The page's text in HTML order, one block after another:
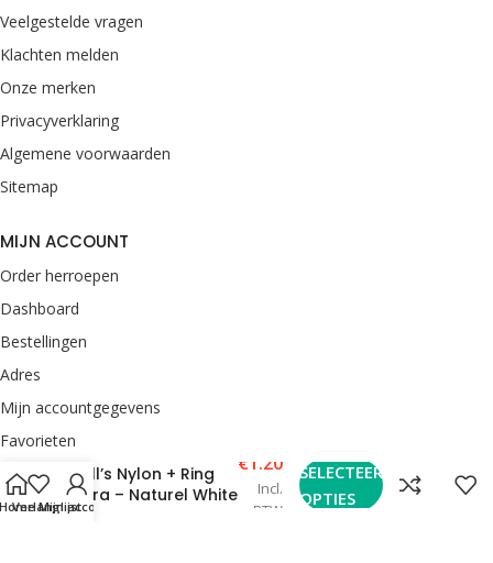
Veelgestelde vragen
Klachten melden
Onze merken
Privacyverklaring
Algemene voorwaarden
Sitemap
MIJN ACCOUNT
Order herroepen
Dashboard
Bestellingen
Adres
Mijn accountgegevens
Favorieten
CONTACT
Bull’s Nylon + Ring
Dura – Naturel White
€ 1.20
Incl.
BTW
SELECTEER
OPTIES
Verlanglijst
Mijn account